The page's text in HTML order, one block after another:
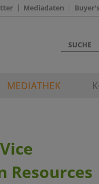
Mediadaten
MEDIATHEK
Resources